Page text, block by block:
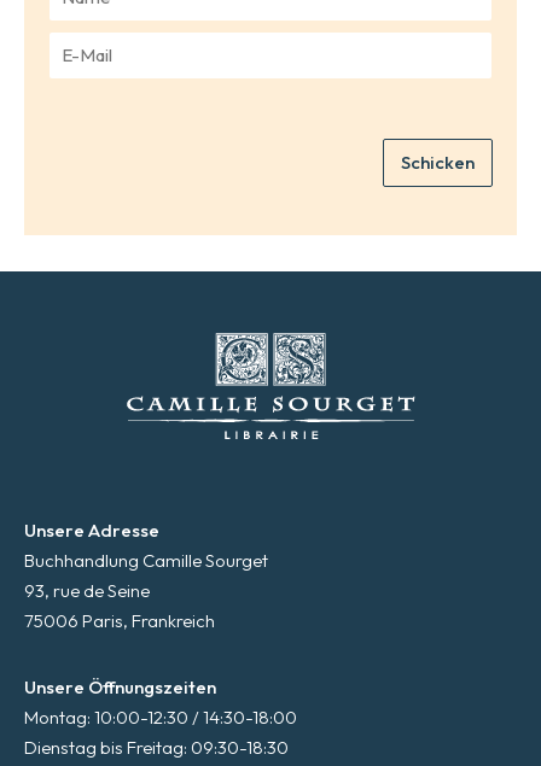
m
*
Schicken
Unsere Adresse
Buchhandlung Camille Sourget
93, rue de Seine
75006 Paris, Frankreich
Unsere Öffnungszeiten
Montag: 10:00-12:30 / 14:30-18:00
Dienstag bis Freitag: 09:30-18:30